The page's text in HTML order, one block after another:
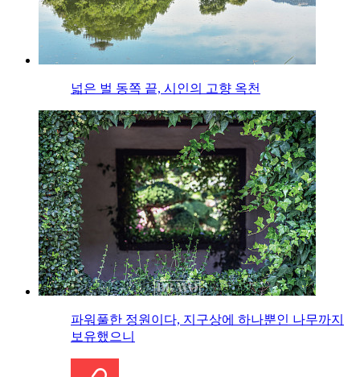
넓은 벌 동쪽 끝, 시인의 고향 옥천
파워풀한 정원이다, 지구상에 하나뿐인 나무까지
보유했으니